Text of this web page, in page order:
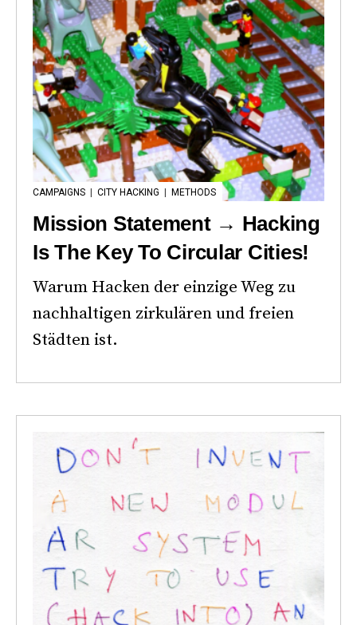
CAMPAIGNS CITY HACKING METHODS
Mission Statement → Hacking
Is The Key To Circular Cities!
Warum Hacken der einzige Weg zu
nachhaltigen zirkulären und freien
Städten ist.